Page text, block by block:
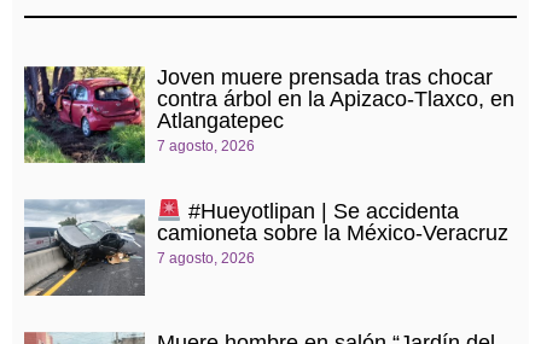
Joven muere prensada tras chocar
contra árbol en la Apizaco-Tlaxco, en
Atlangatepec
7 agosto, 2026
#Hueyotlipan | Se accidenta
camioneta sobre la México-Veracruz
7 agosto, 2026